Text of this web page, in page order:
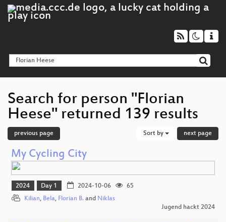
Search for person "Florian
Heese" returned 139 results
previous page Sort by next page
My Cycling City
2024 Day 1 2024-10-06
65
Kilian, Bela, Florian B. and Niklas
Jugend hackt 2024